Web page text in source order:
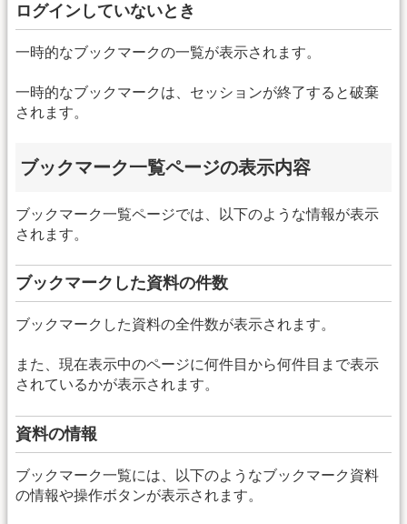
ログインしていないとき
一時的なブックマークの一覧が表示されます。
一時的なブックマークは、セッションが終了すると破棄
されます。
ブックマーク一覧ページの表示内容
ブックマーク一覧ページでは、以下のような情報が表示
されます。
ブックマークした資料の件数
ブックマークした資料の全件数が表示されます。
また、現在表示中のページに何件目から何件目まで表示
されているかが表示されます。
資料の情報
ブックマーク一覧には、以下のようなブックマーク資料
の情報や操作ボタンが表示されます。